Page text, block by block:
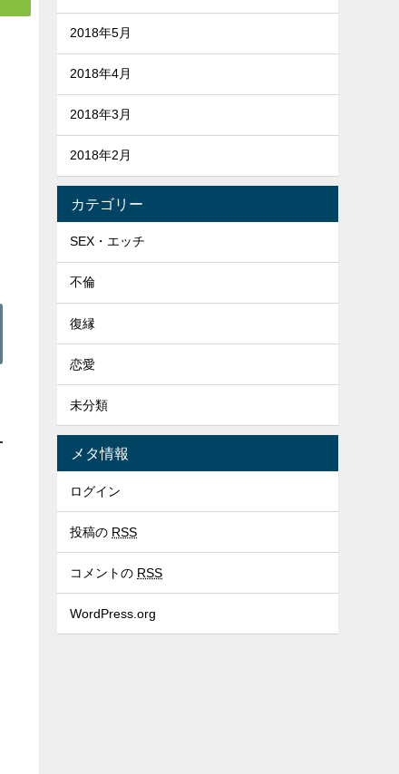
2018年5月
2018年4月
2018年3月
2018年2月
カテゴリー
SEX・エッチ
不倫
復縁
恋愛
未分類
メタ情報
ログイン
投稿の RSS
コメントの RSS
WordPress.org